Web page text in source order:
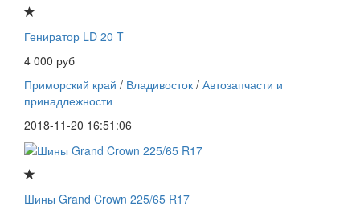
Гениратор LD 20 T
4 000 руб
Приморский край / Владивосток / Автозапчасти и
принадлежности
2018-11-20 16:51:06
Шины Grand Crown 225/65 R17